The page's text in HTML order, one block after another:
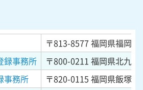
〒813-8577福岡県福岡
録事務所
〒800-0211 福岡県北九
事務所
〒820-0115 福岡県飯塚